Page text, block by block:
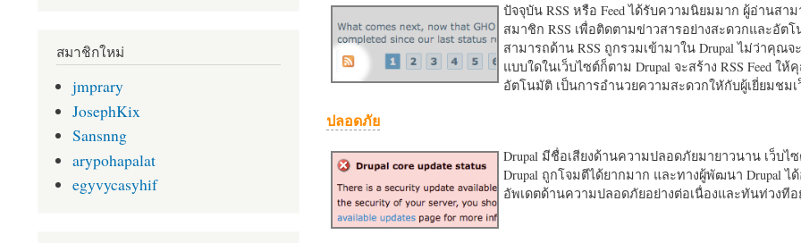
ปัจจุบัน RSS หรือ Feed ได้รับความนิยมมาก ผู้อ่านสา
สมาชิก RSS เพื่อติดตามข่าวสารอย่างสะดวกและอัต
สามารถด้าน RSS ถูกรวมเข้ามาใน Drupal ไม่ว่าคุณจ
แบบใดในเว็บไซต์ก็ตาม Drupal จะสร้าง RSS Feed ให้
อัตโนมัติ เป็นการอำนวยความสะดวกใหักับผู้เยี่ยมชม
ปลอดภัย
Drupal มีชื่อเสียงด้านความปลอดภัยมายาวนาน เว็บไ
Drupal ถูกโจมตีได้ยากมาก และทางผู้พัฒนา Drupal ไ
อัพเดตด้านความปลอดภัยอย่างต่อเนื่องและทันท่วงทีอ
สมาชิกใหม่
jmprary
JosephKix
Sansnng
arypohapalat
egyvycasyhif